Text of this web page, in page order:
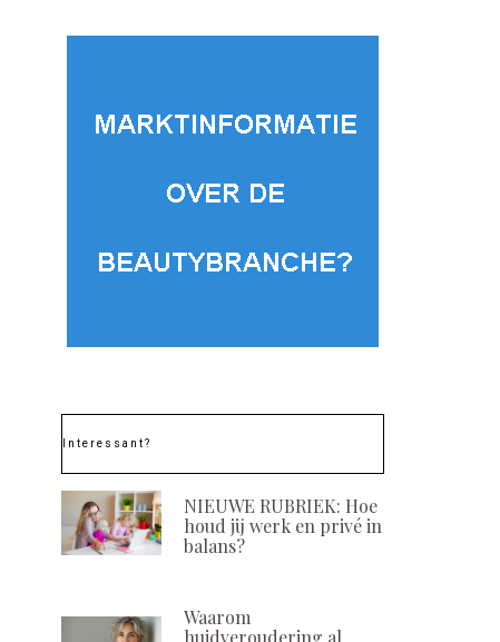
Interessant?
NIEUWE RUBRIEK: Hoe
houd jij werk en privé in
balans?
Waarom
huidveroudering al